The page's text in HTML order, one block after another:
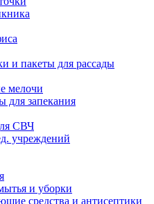
и пакеты для рассады
мелочи
для запекания
СВЧ
учреждений
и уборки
средства и антисептики